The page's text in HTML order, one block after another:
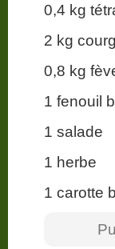
0,4 kg
2 kg
0,8 kg
1 fenouil
1 salade
1 herbe
1 carotte